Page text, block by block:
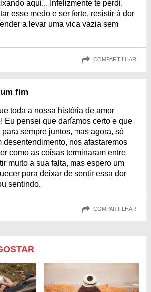
aqui... Infelizmente te perdi.
esse medo e ser forte, resistir à dor
a levar uma vida vazia sem
COMPARTILHAR
fim
toda a nossa história de amor
Eu pensei que daríamos certo e que
sempre juntos, mas agora, só
desentendimento, nos afastaremos
como as coisas terminaram entre
muito a sua falta, mas espero um
para deixar de sentir essa dor
sentindo.
COMPARTILHAR